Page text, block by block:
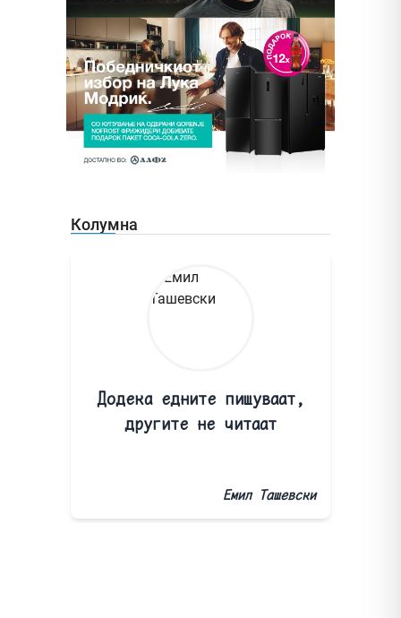
Колумна
Додека едните пишуваат,
другите не читаат
Емил Ташевски